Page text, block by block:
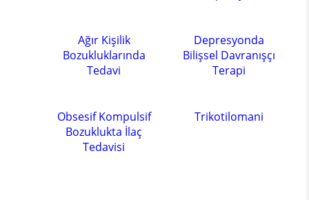
Ağır Kişilik
Bozukluklarında
Tedavi
Depresyonda
Bilişsel Davranışçı
Terapi
Obsesif Kompulsif
Bozuklukta İlaç
Tedavisi
Trikotilomani